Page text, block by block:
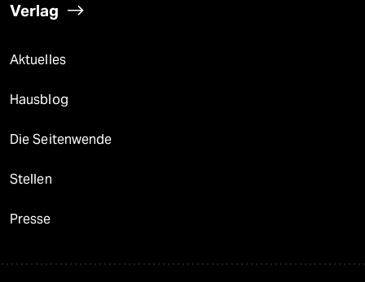
Verlag
Aktuelles
Hausblog
Die Seitenwende
Stellen
Presse